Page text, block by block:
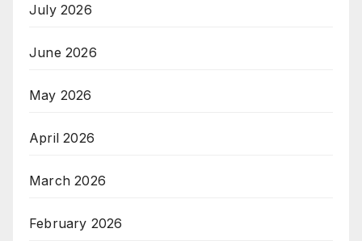
July 2026
June 2026
May 2026
April 2026
March 2026
February 2026